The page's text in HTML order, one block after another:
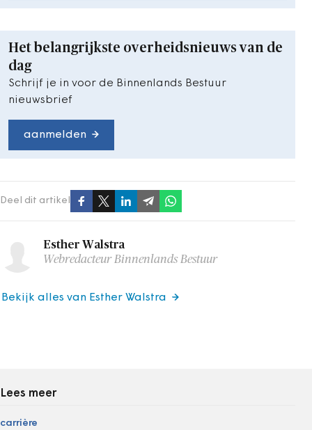
Het belangrijkste overheidsnieuws van de
dag
Schrijf je in voor de Binnenlands Bestuur
nieuwsbrief
aanmelden
Deel dit artikel
Esther Walstra
Webredacteur Binnenlands Bestuur
Bekijk alles van Esther Walstra
Lees meer
carrière